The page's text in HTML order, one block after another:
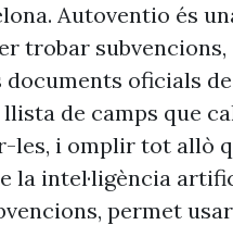
Autoventio és
trobar subvencions,
oficials de
llista de camps que
les, i omplir tot allò
la intel·ligència
permet usar